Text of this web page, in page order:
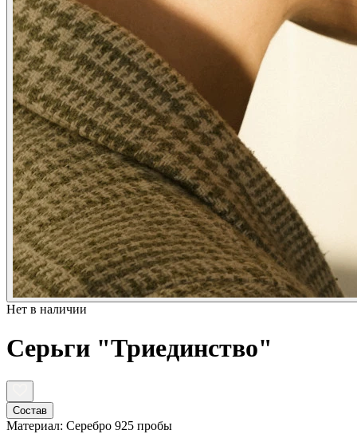
Нет в наличии
Серьги "Триединство"
Состав
Материал: Серебро 925 пробы